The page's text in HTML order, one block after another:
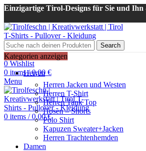
Einzigartige Tirol-Designs für Sie und Ihn
Search
Login / Register
0 Wishlist
0 items / 0,00 €
Menu
0 items / 0,00€
Kategorien anzeigen
Herren
Herren Jacken und Westen
Herren T-Shirt
Herren Tank Top
Hosen – Shorts
Polo Shirt
Kapuzen Sweater+Jacken
Herren Trachtenhemden
Damen